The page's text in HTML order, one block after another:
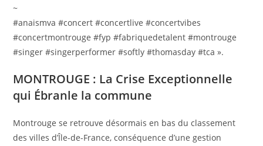
~
#anaismva #concert #concertlive #concertvibes
#concertmontrouge #fyp #fabriquedetalent #montrouge
#singer #singerperformer #softly #thomasday #tca ».
MONTROUGE : La Crise Exceptionnelle
qui Ébranle la commune
Montrouge se retrouve désormais en bas du classement
des villes d’Île-de-France, conséquence d’une gestion